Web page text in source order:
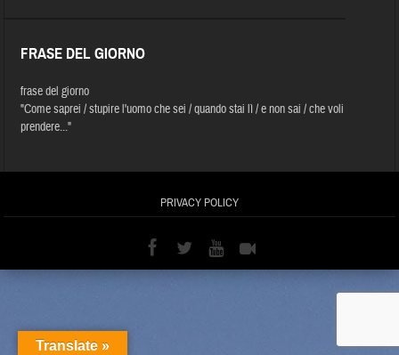
FRASE DEL GIORNO
frase del giorno
"Come saprei / stupire l'uomo che sei / quando stai lì / e non sai / che voli
prendere..."
PRIVACY POLICY
Translate »